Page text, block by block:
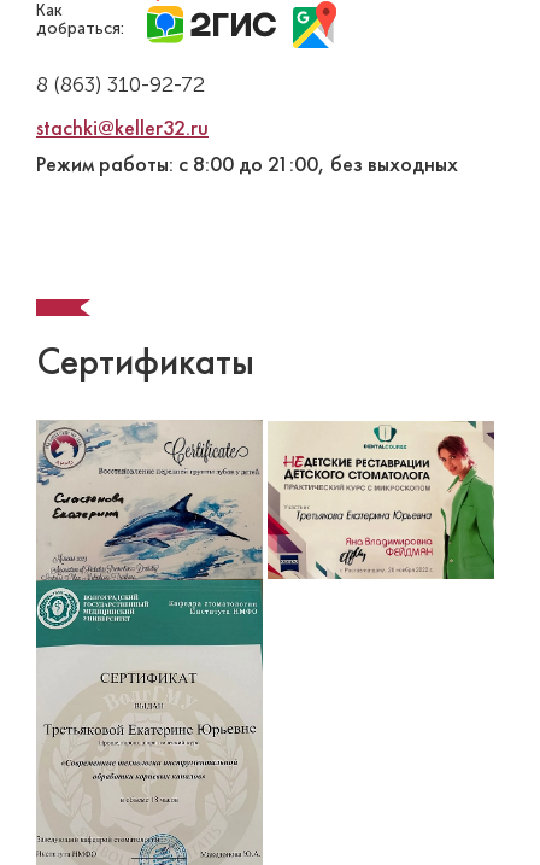
Как
добраться:
8 (863) 310-92-72
stachki@keller32.ru
Режим работы: с 8:00 до 21:00, без выходных
Сертификаты